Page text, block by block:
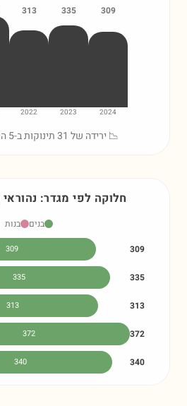
309
2024
335
2023
313
2022
📉 ירידה של 31 תינוקות ב-5 השנים האחרונות
חלוקה לפי מגדר: נהוראי
בנים
בנות
309 309
335 335
313 313
372 372
340 340